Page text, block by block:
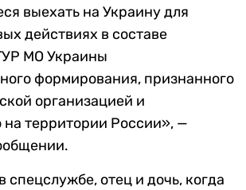
выехать на Украину для
действиях в составе
МО Украины
формирования, признанного
организацией и
территории России», —
спецслужбе, отец и дочь, когда